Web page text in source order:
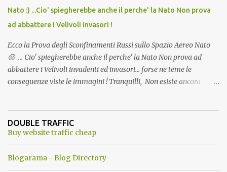
Nato :) ...Cio' spiegherebbe anche il perche' la Nato Non prova
ad abbattere i Velivoli invasori !
Ecco la Prova degli Sconfinamenti Russi sullo Spazio Aereo Nato
😛 ... Cio' spiegherebbe anche il perche' la Nato Non prova ad
abbattere i Velivoli invadenti ed invasori... forse ne teme le
conseguenze viste le immagini ! Tranquilli, Non esiste ancora
ancora una fantasia Nato o forse una "False Flag", per provocare
una guerra mondiale che difficilmente da menti sane, potrebbe
DOUBLE TRAFFIC
Buy website traffic cheap
Blogarama - Blog Directory